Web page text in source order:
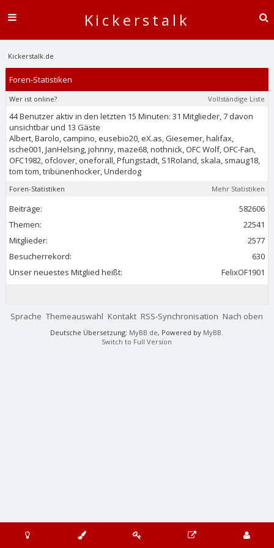
Kickerstalk
Kickerstalk.de
Foren-Statistiken
Wer ist online? Vollständige Liste
44 Benutzer aktiv in den letzten 15 Minuten: 31 Mitglieder, 7 davon
unsichtbar und 13 Gäste
Albert,Barolo,campino,eusebio20,eX.as,Giesemer,halifax,
ische001,JanHelsing,johnny,maze68,nothnick,OFC Wolf,OFC-Fan,
OFC1982, ofclover, oneforall,Pfungstadt, S1Roland, skala, smaug18,
tom tom,tribünenhocker,Underdog
Foren-Statistiken Mehr Statistiken
Beiträge:
582606
Themen:
22541
Mitglieder:
2577
Besucherrekord:
630
Unser neuestes Mitglied heißt:
FelixOF1901
Sprache Themeauswahl Kontakt RSS-Synchronisation Nach oben
Deutsche Übersetzung: MyBB.de, Powered by MyBB.
Switch to Full Version